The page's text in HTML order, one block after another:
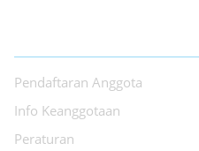
Pendaftaran Anggota
Info Keanggotaan
Peraturan